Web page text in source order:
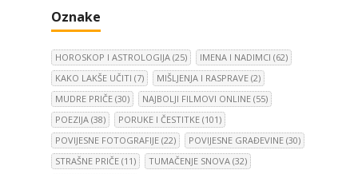
Oznake
HOROSKOP I ASTROLOGIJA (25) IMENA I NADIMCI (62)
KAKO LAKŠE UČITI (7) MIŠLJENJA I RASPRAVE (2)
MUDRE PRIČE (30) NAJBOLJI FILMOVI ONLINE (55)
POEZIJA (38) PORUKE I ČESTITKE (101)
POVIJESNE FOTOGRAFIJE (22) POVIJESNE GRAĐEVINE (30)
STRAŠNE PRIČE (11) TUMAČENJE SNOVA (32)